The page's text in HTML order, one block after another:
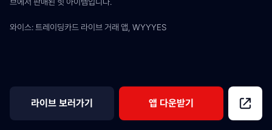
와이스: 트레이딩카드 라이브 거래 앱, WYYYES
라이브 보러가기 앱 다운받기